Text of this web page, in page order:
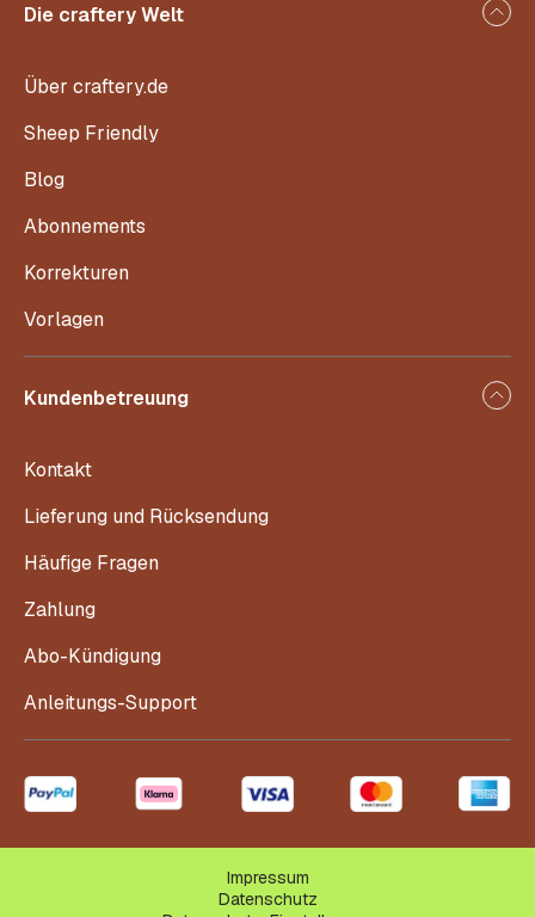
Die craftery Welt
Über craftery.de
Sheep Friendly
Blog
Abonnements
Korrekturen
Vorlagen
Kundenbetreuung
Kontakt
Lieferung und Rücksendung
Häufige Fragen
Zahlung
Abo-Kündigung
Anleitungs-Support
Impressum
Datenschutz